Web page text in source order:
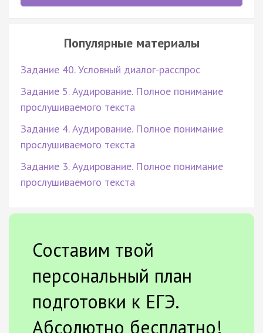
Популярные материалы
Задание 40. Условный диалог-расспрос
Задание 5. Аудирование. Полное понимание
прослушиваемого текста
Задание 4. Аудирование. Полное понимание
прослушиваемого текста
Задание 3. Аудирование. Полное понимание
прослушиваемого текста
Составим твой
персональный план
подготовки к ЕГЭ.
Абсолютно бесплатно!